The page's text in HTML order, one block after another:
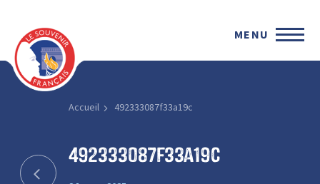
MENU
Accueil 492333087f33a19c
492333087f33a19c